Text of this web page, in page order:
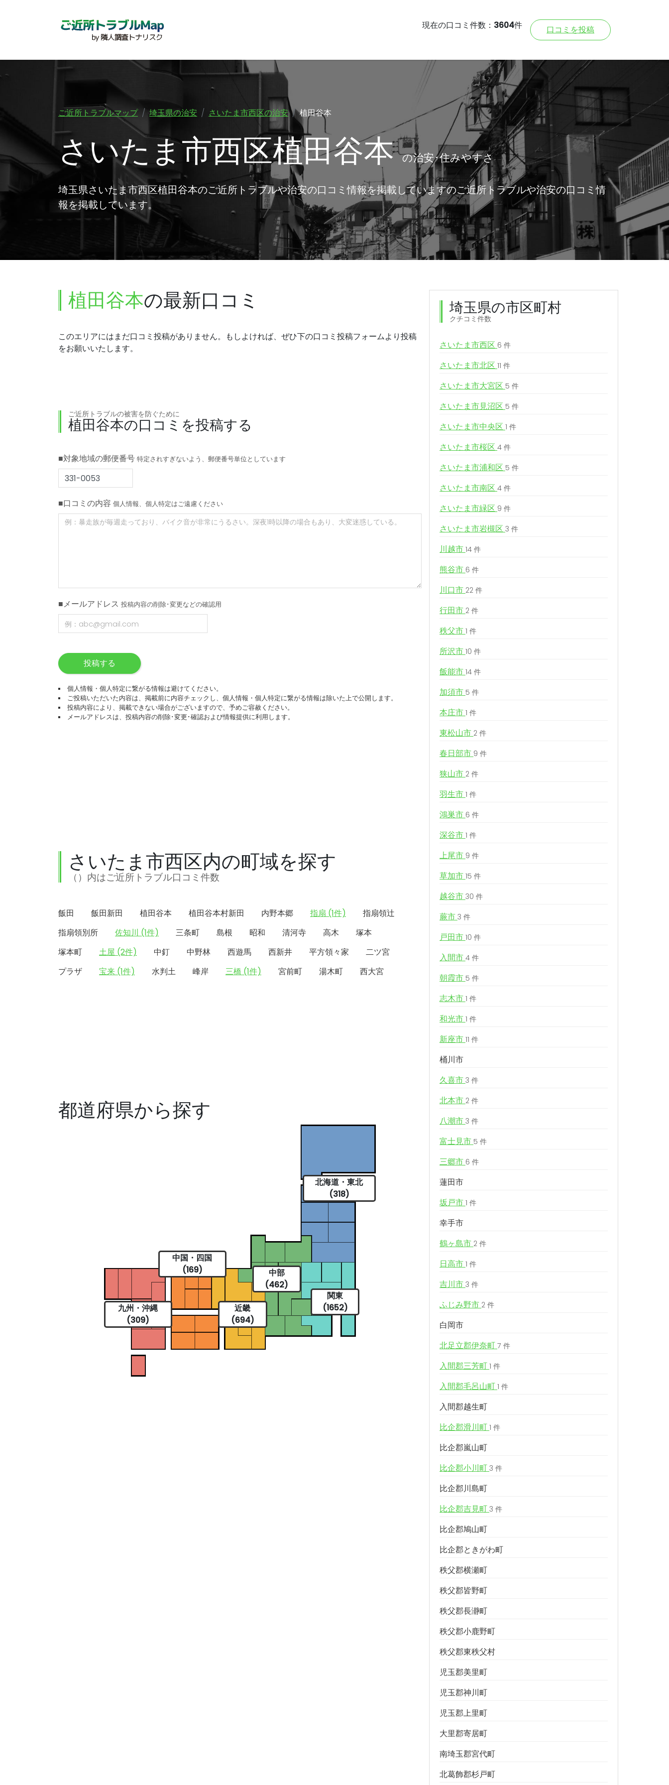
現在の口コミ件数： 3604件 口コミを投稿
ご近所トラブルマップ 埼玉県の治安 さいたま市西区の治安 植田谷本
さいたま市西区植田谷本の治安･住みやすさ
埼玉県さいたま市西区植田谷本のご近所トラブルや治安の口コミ情報を掲載していますのご近所トラブルや治安の口コミ情
報を掲載しています。
植田谷本の最新口コミ
このエリアにはまだ口コミ投稿がありません。もしよければ、ぜひ下の口コミ投稿フォームより投稿
をお願いいたします。
ご近所トラブルの被害を防ぐために
植田谷本の口コミを投稿する
■対象地域の郵便番号 特定されすぎないよう、郵便番号単位としています
■口コミの内容 個人情報、個人特定はご遠慮ください
■メールアドレス 投稿内容の削除･変更などの確認用
投稿する
個人情報・個人特定に繋がる情報は避けてください。
ご投稿いただいた内容は、掲載前に内容チェックし、個人情報・個人特定に繋がる情報は除いた上で公開します。
投稿内容により、掲載できない場合がございますので、予めご容赦ください。
メールアドレスは、投稿内容の削除･変更･確認および情報提供に利用します。
さいたま市西区内の町域を探す
（）内はご近所トラブル口コミ件数
飯田 飯田新田 植田谷本 植田谷本村新田 内野本郷 指扇 (1件)
指扇領辻
指扇領別所
佐知川 (1件) 三条町 島根 昭和 清河寺 高木
塚本
塚本町
土屋 (2件) 中釘 中野林 西遊馬 西新井 平方領々家
二ツ宮
プラザ
宝来 (1件) 水判土 峰岸 三橋 (1件) 宮前町 湯木町 西大宮
都道府県から探す
北海道・東北
(318)
関東
(1652)
中部
(462)
近畿
(694)
中国・四国
(169)
九州・沖縄
(309)
埼玉県の市区町村
クチコミ件数
さいたま市西区 6 件
さいたま市北区 11 件
さいたま市大宮区 5 件
さいたま市見沼区 5 件
さいたま市中央区 1 件
さいたま市桜区 4 件
さいたま市浦和区 5 件
さいたま市南区 4 件
さいたま市緑区 9 件
さいたま市岩槻区 3 件
川越市 14 件
熊谷市 6 件
川口市 22 件
行田市 2 件
秩父市 1 件
所沢市 10 件
飯能市 14 件
加須市 5 件
本庄市 1 件
東松山市 2 件
春日部市 9 件
狭山市 2 件
羽生市 1 件
鴻巣市 6 件
深谷市 1 件
上尾市 9 件
草加市 15 件
越谷市 30 件
蕨市 3 件
戸田市 10 件
入間市 4 件
朝霞市 5 件
志木市 1 件
和光市 1 件
新座市 11 件
桶川市
久喜市 3 件
北本市 2 件
八潮市 3 件
富士見市 5 件
三郷市 6 件
蓮田市
坂戸市 1 件
幸手市
鶴ヶ島市 2 件
日高市 1 件
吉川市 3 件
ふじみ野市 2 件
白岡市
北足立郡伊奈町 7 件
入間郡三芳町 1 件
入間郡毛呂山町 1 件
入間郡越生町
比企郡滑川町 1 件
比企郡嵐山町
比企郡小川町 3 件
比企郡川島町
比企郡吉見町 3 件
比企郡鳩山町
比企郡ときがわ町
秩父郡横瀬町
秩父郡皆野町
秩父郡長瀞町
秩父郡小鹿野町
秩父郡東秩父村
児玉郡美里町
児玉郡神川町
児玉郡上里町
大里郡寄居町
南埼玉郡宮代町
北葛飾郡杉戸町